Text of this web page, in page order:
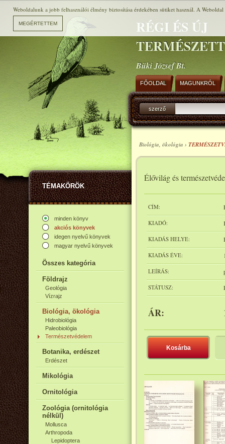
RÉGI ÉS ÚJ
Büki József Bt.
TÉMAKÖRÖK
minden könyv
akciós könyvek
idegen nyelvű könyvek
magyar nyelvű könyvek
Összes kategória
Földrajz
Geológia
Vízrajz
Biológia, ökológia
Hidrobiológia
Paleobiológia
Természetvédelem
Botanika, erdészet
Erdészet
Mikológia
Ornitológia
Zoológia (ornitológia
nélkül)
Mollusca
Arthropoda
Lepidoptera
FŐOLDAL MAGUNKRÓL
szerző
Biológia, ökológia ›
Élővilág és
CÍM:
KIADÓ:
KIADÁS HELYE:
KIADÁS ÉVE:
LEÍRÁS:
STÁTUSZ:
ÁR:
Kosárba
Weboldalunk a jobb felhasználói élmény biztosítása érdekében sütiket használ. A